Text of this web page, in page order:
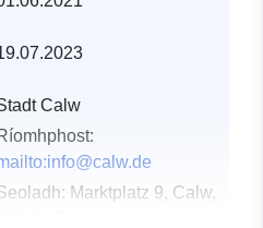
Calw
Marktplatz 9, Calw,